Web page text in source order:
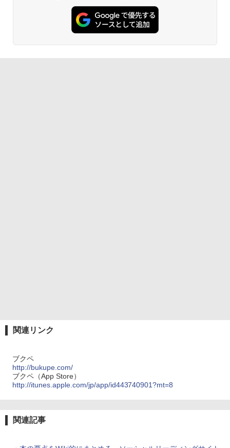
関連リンク
ブクペ
http://bukupe.com/
ブクペ（App Store）
http://itunes.apple.com/jp/app/id443740901?mt=8
関連記事